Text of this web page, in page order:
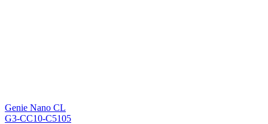
Genie Nano CL
G3-CC10-C5105